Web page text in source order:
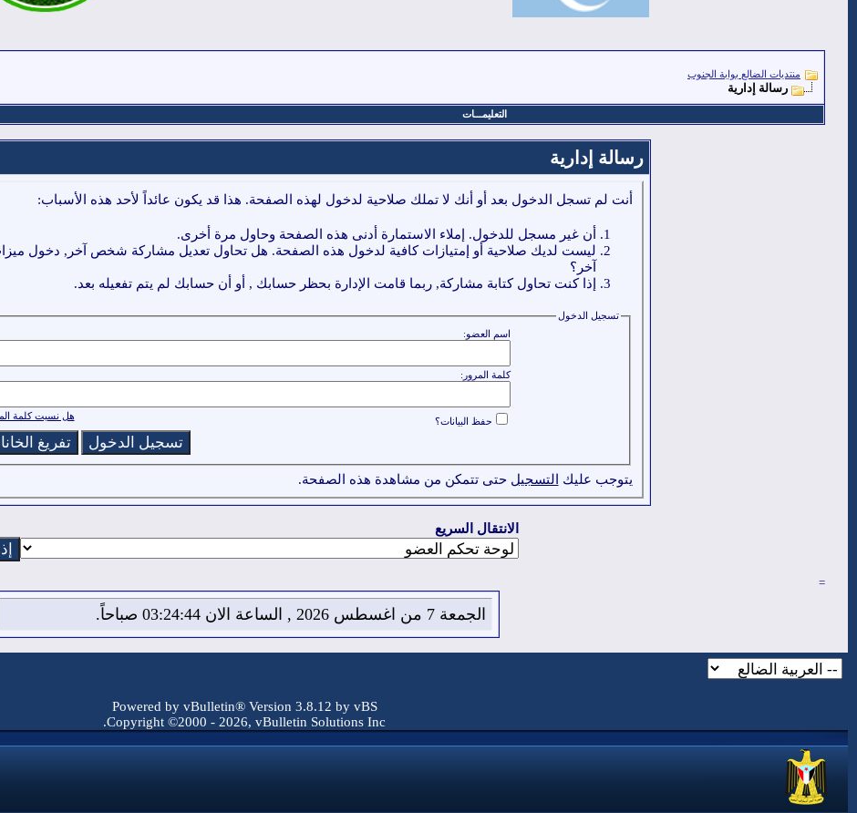
منتديات الضالع بوابة الجنوب
رسالة إدارية
التعليمـــات
رسالة إدارية
أنت لم تسجل الدخول بعد أو أنك لا تملك صلاحية لدخول لهذه الصفحة. هذا قد يكون عائداً لأحد هذه الأسباب:
أن غير مسجل للدخول. إملاء الاستمارة أدنى هذه الصفحة وحاول مرة أخرى.
ليست لديك صلاحية أو إمتيازات كافية لدخول هذه الصفحة. هل تحاول تعديل مشاركة شخص آخر, دخول ميزات
آخر؟
إذا كنت تحاول كتابة مشاركة, ربما قامت الإدارة بحظر حسابك , أو أن حسابك لم يتم تفعيله بعد.
تسجيل الدخول
اسم العضو:
كلمة المرور:
هل نسيت كلمة حفظ البيانات؟
يتوجب عليك التسجيل حتى تتمكن من مشاهدة هذه الصفحة.
الانتقال السريع
=
الجمعة 7 من اغسطس 2026 , الساعة الان 03:24:44 صباحاً.
Powered by vBulletin® Version 3.8.12 by vBS
Copyright ©2000 - 2026, vBulletin Solutions Inc.